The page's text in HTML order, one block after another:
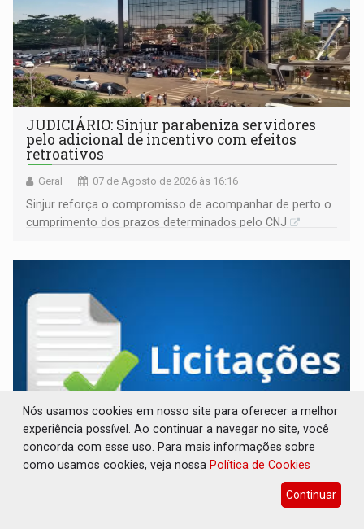
JUDICIÁRIO: Sinjur parabeniza servidores
pelo adicional de incentivo com efeitos
retroativos
Geral 07 de Agosto de 2026 às 16:16
Sinjur reforça o compromisso de acompanhar de perto o
cumprimento dos prazos determinados pelo CNJ
AVISO DE LICITAÇÃO: Pregão Eletrônico Nº
12/2026 - UASG 200095
07 de Agosto de 2026 às 16:09
Nós usamos cookies em nosso site para oferecer a melhor
experiência possível. Ao continuar a navegar no site, você
concorda com esse uso. Para mais informações sobre
como usamos cookies, veja nossa Política de Cookies
Continuar